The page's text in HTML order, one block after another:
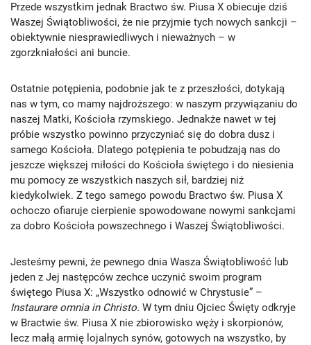
Przede wszystkim jednak Bractwo św. Piusa X obiecuje dziś
Waszej Świątobliwości, że nie przyjmie tych nowych sankcji –
obiektywnie niesprawiedliwych i nieważnych – w
zgorzkniałości ani buncie.
Ostatnie potępienia, podobnie jak te z przeszłości, dotykają
nas w tym, co mamy najdroższego: w naszym przywiązaniu do
naszej Matki, Kościoła rzymskiego. Jednakże nawet w tej
próbie wszystko powinno przyczyniać się do dobra dusz i
samego Kościoła. Dlatego potępienia te pobudzają nas do
jeszcze większej miłości do Kościoła świętego i do niesienia
mu pomocy ze wszystkich naszych sił, bardziej niż
kiedykolwiek. Z tego samego powodu Bractwo św. Piusa X
ochoczo ofiaruje cierpienie spowodowane nowymi sankcjami
za dobro Kościoła powszechnego i Waszej Świątobliwości.
Jesteśmy pewni, że pewnego dnia Wasza Świątobliwość lub
jeden z Jej następców zechce uczynić swoim program
świętego Piusa X: „Wszystko odnowić w Chrystusie” –
Instaurare omnia in Christo. W tym dniu Ojciec Święty odkryje
w Bractwie św. Piusa X nie zbiorowisko węży i skorpionów,
lecz małą armię lojalnych synów, gotowych na wszystko, by